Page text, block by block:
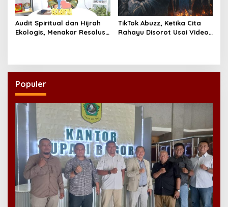
Audit Spiritual dan Hijrah
Ekologis, Menakar Resolusi
TikTok Abuzz, Ketika Cita
Rahayu Disorot Usai Video
Populer